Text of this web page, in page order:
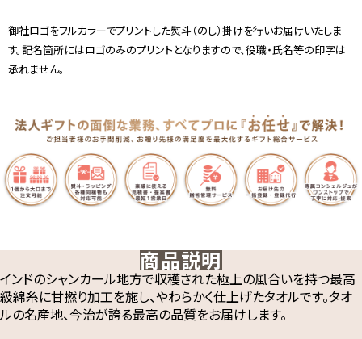
御社ロゴをフルカラーでプリントした熨斗（のし）掛けを行いお届けいたしま
す。記名箇所にはロゴのみのプリントとなりますので、役職・氏名等の印字は
承れません。
商品説明
インドのシャンカール地方で収穫された極上の風合いを持つ最高
級綿糸に甘撚り加工を施し、やわらかく仕上げたタオルです。タオ
ルの名産地、今治が誇る最高の品質をお届けします。